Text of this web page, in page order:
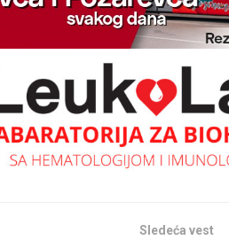
Sledeća vest